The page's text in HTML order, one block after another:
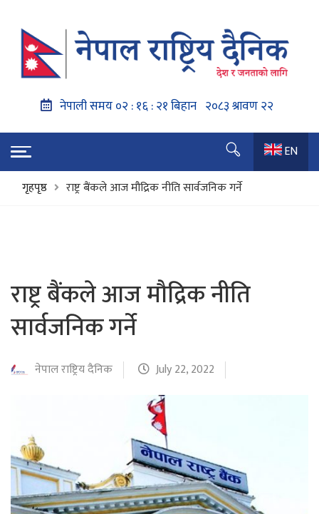
EN
गृहपृष्ठ
राष्ट्र बैंकले आज मौद्रिक नीति सार्वजनिक गर्ने
राष्ट्र बैंकले आज मौद्रिक नीति
सार्वजनिक गर्ने
नेपाल राष्ट्रिय दैनिक July 22, 2022